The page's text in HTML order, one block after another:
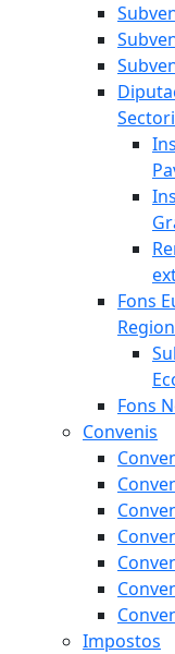
Fons
Fons
Convenis
Impostos